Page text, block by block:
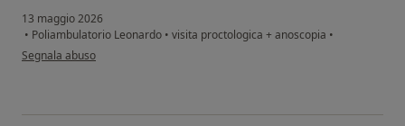
13 maggio 2026
• Poliambulatorio Leonardo • visita proctologica + anoscopia •
secondo l'opinione dell'utente Cinzia R
Segnala abuso